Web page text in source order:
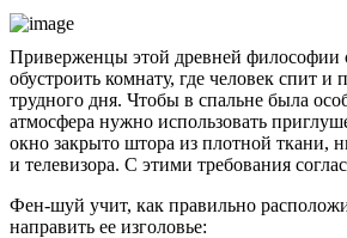
Приверженцы этой древней философии
обустроить комнату, где человек спит и
трудного дня. Чтобы в спальне была
атмосфера нужно использовать
окно закрыто штора из плотной ткани,
и телевизора. С этими требования
Фен-шуй учит, как правильно
направить ее изголовье: